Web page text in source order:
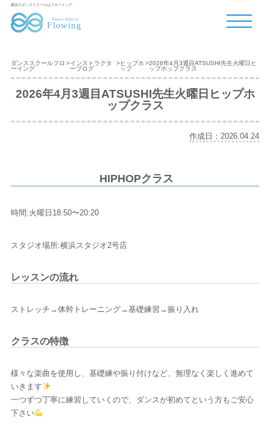
横浜のダンススクールはフローイング
ダンススクールフロ
ーイング
>インストラクタ
ーブログ
>ヒップホ
ップ
>2026年4月3週目ATSUSHI先生火曜日ヒ
ップホップクラス
2026年4月3週目ATSUSHI先生火曜日ヒップホ
ップクラス
作成日：2026.04.24
HIPHOPクラス
時間:火曜日18:50〜20:20
スタジオ場所:横浜スタジオ2号店
レッスンの流れ
ストレッチ→体幹トレーニング→基礎練習→振り入れ
クラスの特徴
様々な楽曲を使用し、基礎練や振り付けなど、無理なく楽しく進めて
いきます
一つずつ丁寧に練習していくので、ダンスが初めてという方もご安心
下さい